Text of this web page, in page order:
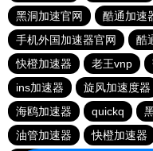
黑洞加速官网
酷通加速
手机外国加速器官网
酷
快橙加速器
老王vnp
ins加速器
旋风加速度器
海鸥加速器
quickq
油管加速器
快橙加速器